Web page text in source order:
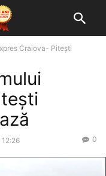
Craiova- Pitești
0